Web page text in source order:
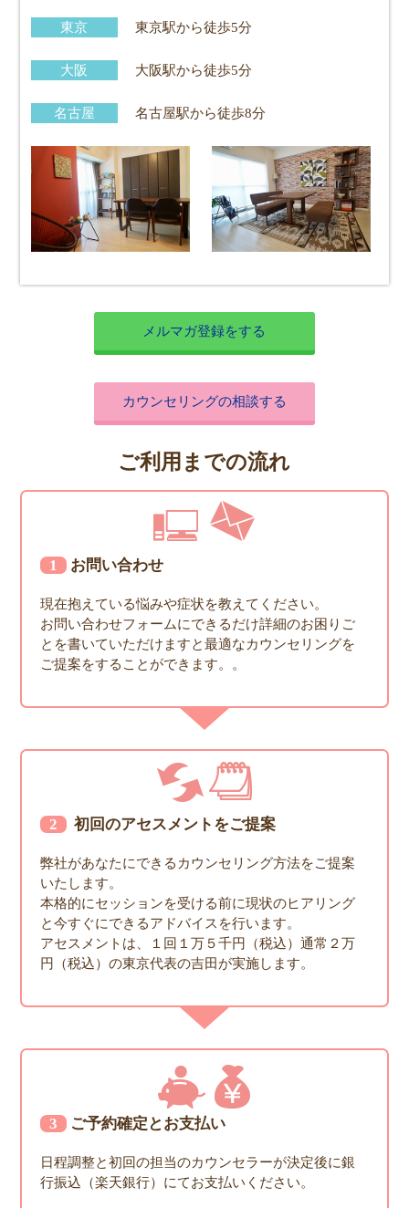
東京 東京駅から徒歩5分
大阪 大阪駅から徒歩5分
名古屋 名古屋駅から徒歩8分
メルマガ登録をする
カウンセリングの相談する
ご利用までの流れ
1お問い合わせ
現在抱えている悩みや症状を教えてください。
お問い合わせフォームにできるだけ詳細のお困りご
とを書いていただけますと最適なカウンセリングを
ご提案をすることができます。。
2 初回のアセスメントをご提案
弊社があなたにできるカウンセリング方法をご提案
いたします。
本格的にセッションを受ける前に現状のヒアリング
と今すぐにできるアドバイスを行います。
アセスメントは、１回１万５千円（税込）通常２万
円（税込）の東京代表の吉田が実施します。
3ご予約確定とお支払い
日程調整と初回の担当のカウンセラーが決定後に銀
行振込（楽天銀行）にてお支払いください。